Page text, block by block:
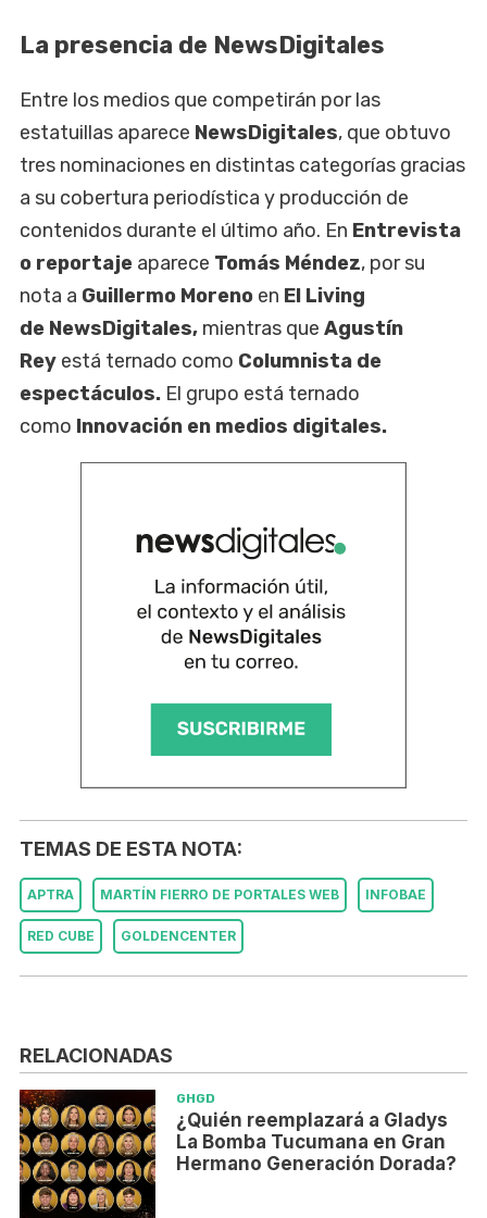
La presencia de NewsDigitales
Entre los medios que competirán por las
estatuillas aparece NewsDigitales, que obtuvo
tres nominaciones en distintas categorías gracias
a su cobertura periodística y producción de
contenidos durante el último año. En Entrevista
o reportaje aparece Tomás Méndez, por su
nota a Guillermo Moreno en El Living
de NewsDigitales, mientras que Agustín
Rey está ternado como Columnista de
espectáculos. El grupo está ternado
como Innovación en medios digitales.
TEMAS DE ESTA NOTA:
APTRA MARTÍN FIERRO DE PORTALES WEB INFOBAE
RED CUBE GOLDENCENTER
RELACIONADAS
GHGD
¿Quién reemplazará a Gladys
La Bomba Tucumana en Gran
Hermano Generación Dorada?